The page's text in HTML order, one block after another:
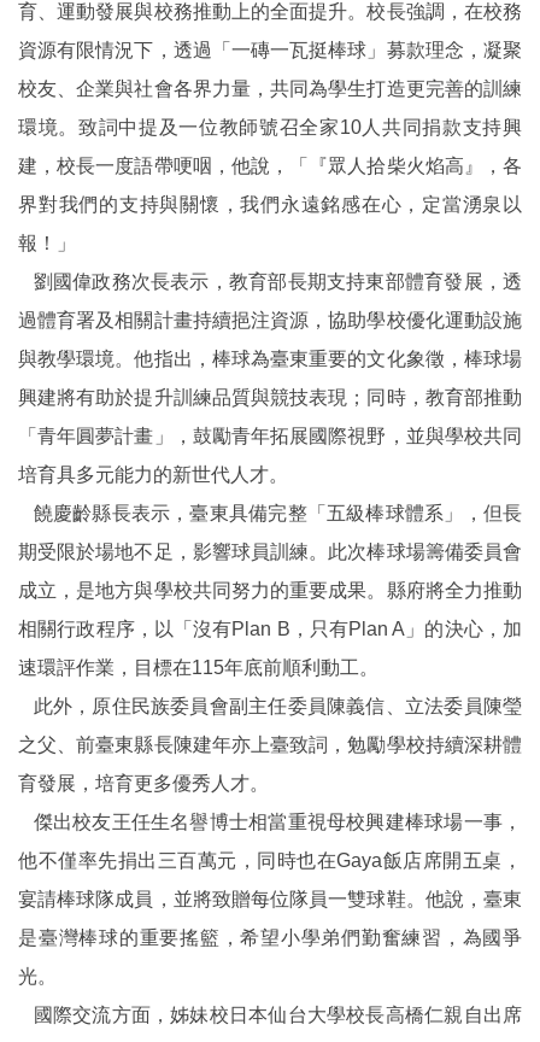
育、運動發展與校務推動上的全面提升。校長強調，在校務
資源有限情況下，透過「一磚一瓦挺棒球」募款理念，凝聚
校友、企業與社會各界力量，共同為學生打造更完善的訓練
環境。致詞中提及一位教師號召全家10人共同捐款支持興
建，校長一度語帶哽咽，他說，「『眾人拾柴火焰高』，各
界對我們的支持與關懷，我們永遠銘感在心，定當湧泉以
報！」
劉國偉政務次長表示，教育部長期支持東部體育發展，透
過體育署及相關計畫持續挹注資源，協助學校優化運動設施
與教學環境。他指出，棒球為臺東重要的文化象徵，棒球場
興建將有助於提升訓練品質與競技表現；同時，教育部推動
「青年圓夢計畫」，鼓勵青年拓展國際視野，並與學校共同
培育具多元能力的新世代人才。
饒慶齡縣長表示，臺東具備完整「五級棒球體系」，但長
期受限於場地不足，影響球員訓練。此次棒球場籌備委員會
成立，是地方與學校共同努力的重要成果。縣府將全力推動
相關行政程序，以「沒有Plan B，只有Plan A」的決心，加
速環評作業，目標在115年底前順利動工。
此外，原住民族委員會副主任委員陳義信、立法委員陳瑩
之父、前臺東縣長陳建年亦上臺致詞，勉勵學校持續深耕體
育發展，培育更多優秀人才。
傑出校友王任生名譽博士相當重視母校興建棒球場一事，
他不僅率先捐出三百萬元，同時也在Gaya飯店席開五桌，
宴請棒球隊成員，並將致贈每位隊員一雙球鞋。他說，臺東
是臺灣棒球的重要搖籃，希望小學弟們勤奮練習，為國爭
光。
國際交流方面，姊妹校日本仙台大學校長高橋仁親自出席